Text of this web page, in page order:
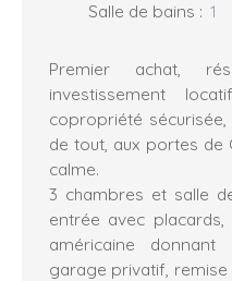
Salle de bains : 1
Premier achat,
investissement
copropriété
de tout, aux portes de
calme.
3 chambres et salle
entrée avec
américaine
garage privatif,